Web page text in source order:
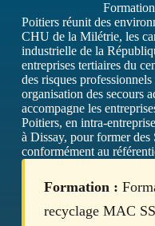
Poitiers réunit des
CHU de la Milétrie, les
industrielle de la
entreprises tertiaires du
des risques
organisation des secours
accompagne les
Poitiers, en intra-
à Dissay, pour former des
conformément au
Formation :
recyclage MAC